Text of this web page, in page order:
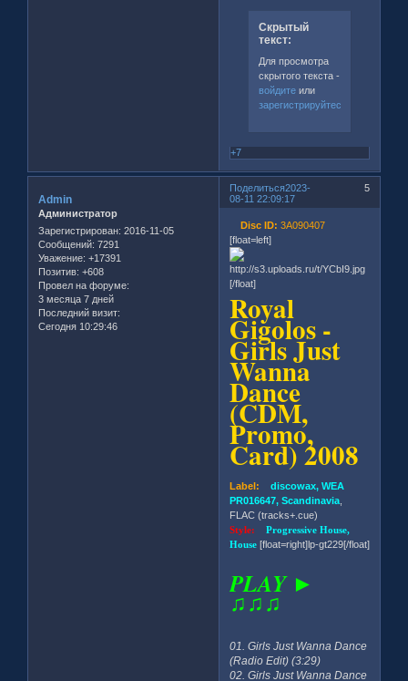
Скрытый
текст:
Для просмотра
скрытого текста -
войдитеили
зарегистрируйтесь
+7
Поделиться 5
2023-
08-11 22:09:17
Admin
Администратор
Зарегистрирован: 2016-11-05
Сообщений: 7291
Уважение: +17391
Позитив: +608
Провел на форуме:
3 месяца 7 дней
Последний визит:
Сегодня 10:29:46
Disc ID: 3A090407
[float=left]
[/float]
Royal
Gigolos -
Girls Just
Wanna
Dance
(CDM,
Promo,
Card) 2008
Label: discowax, WEA
PR016647, Scandinavia
FLAC (tracks+.cue)
Style:Progressive House,
House [float=right]lp-gt229[/float]
PLAY ►
♫♫♫
01. Girls Just Wanna Dance
(Radio Edit) (3:29)
02. Girls Just Wanna Dance